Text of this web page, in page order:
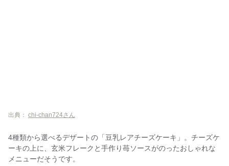
出典： chi-chan724さん
4種類から選べるデザートの「豆乳レアチーズケーキ」。チーズケ
ーキの上に、玄米フレークと手作り苺ソースがのったおしゃれな
メニューだそうです。